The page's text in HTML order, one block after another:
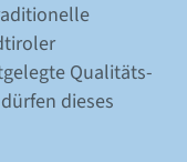
Qualitäts-
dieses